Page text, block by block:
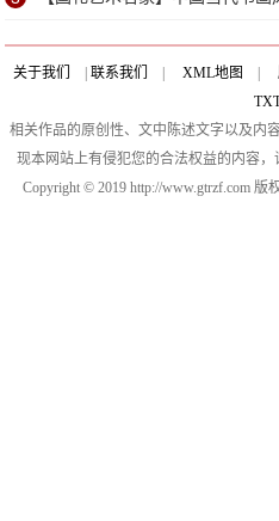
关于我们 联系我们 XML地图
相关作品的原创性、文中陈述文字以及内
现本网站上有侵犯您的合法权益的内容，
Copyright © 2019 http://www.gtrzf.com